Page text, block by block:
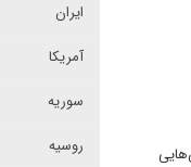
ایران
آمریکا
سوریه
روسیه